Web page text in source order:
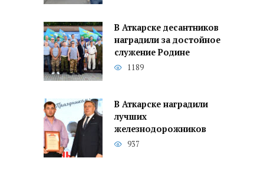
В Аткарске десантников
наградили за достойное
служение Родине
1189
В Аткарске наградили
лучших
железнодорожников
937